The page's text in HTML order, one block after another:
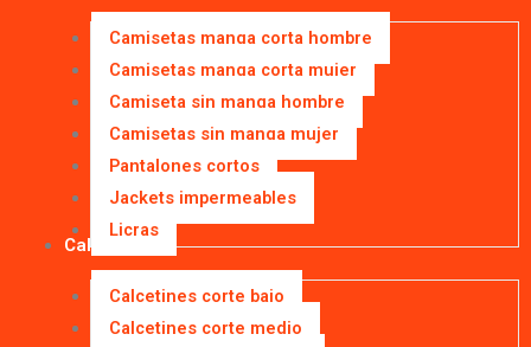
Camisetas manga corta hombre
Camisetas manga corta mujer
Camiseta sin manga hombre
Camisetas sin manga mujer
Pantalones cortos
Jackets impermeables
Licras
Calcetines
Calcetines corte bajo
Calcetines corte medio